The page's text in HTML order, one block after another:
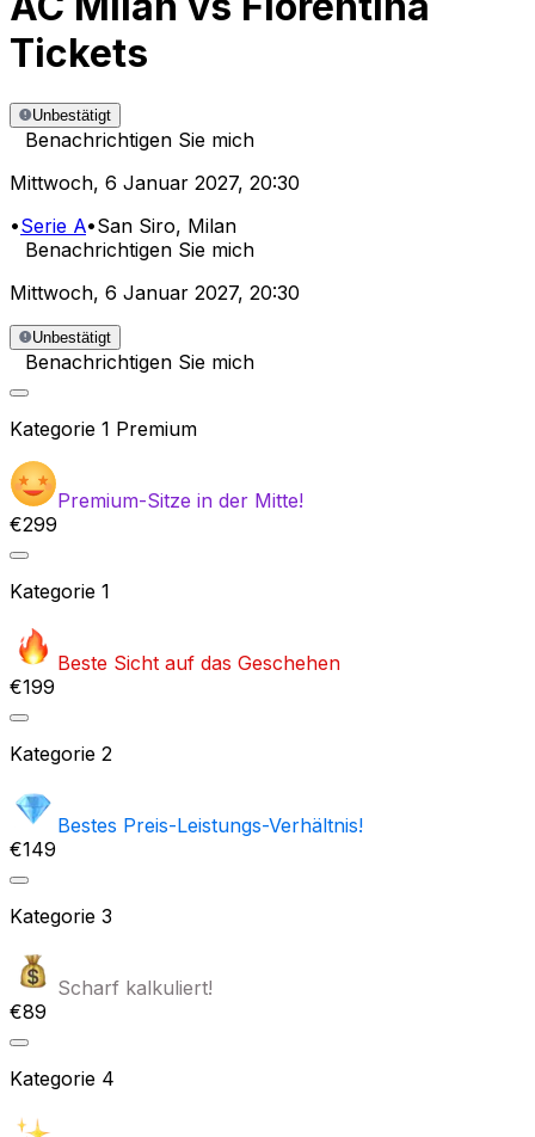
Tickets
Unbestätigt
Benachrichtigen Sie mich
Mittwoch, 6 Januar 2027, 20:30
•Serie A•San Siro, Milan
Benachrichtigen Sie mich
Mittwoch, 6 Januar 2027, 20:30
Unbestätigt
Benachrichtigen Sie mich
Kategorie 1 Premium
Premium-Sitze in der Mitte!
€299
Kategorie 1
Beste Sicht auf das Geschehen
€199
Kategorie 2
Bestes Preis-Leistungs-Verhältnis!
€149
Kategorie 3
Scharf kalkuliert!
€89
Kategorie 4